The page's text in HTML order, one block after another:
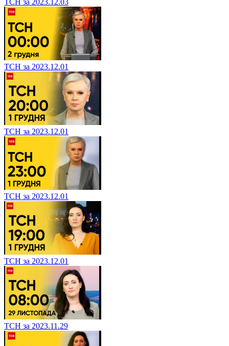
ТСН за 2023.12.01
ТСН за 2023.12.01
ТСН за 2023.12.01
ТСН за 2023.12.01
ТСН за 2023.11.29